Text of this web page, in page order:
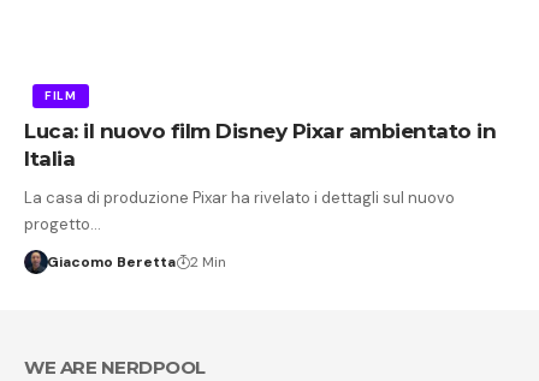
FILM
Luca: il nuovo film Disney Pixar ambientato in
Italia
La casa di produzione Pixar ha rivelato i dettagli sul nuovo
progetto…
Giacomo Beretta 2 Min
WE ARE NERDPOOL